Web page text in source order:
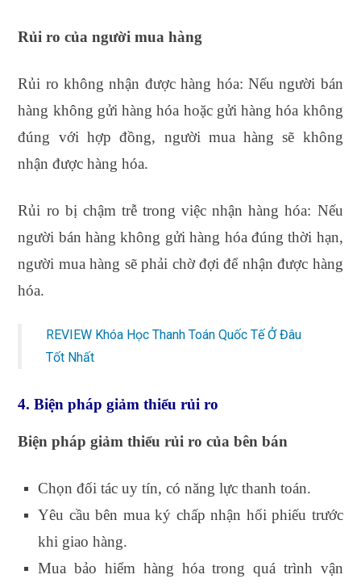
Rủi ro của người mua hàng
Rủi ro không nhận được hàng hóa: Nếu người bán
hàng không gửi hàng hóa hoặc gửi hàng hóa không
đúng với hợp đồng, người mua hàng sẽ không
nhận được hàng hóa.
Rủi ro bị chậm trễ trong việc nhận hàng hóa: Nếu
người bán hàng không gửi hàng hóa đúng thời hạn,
người mua hàng sẽ phải chờ đợi để nhận được hàng
hóa.
REVIEW Khóa Học Thanh Toán Quốc Tế Ở Đâu
Tốt Nhất
4. Biện pháp giảm thiểu rủi ro
Biện pháp giảm thiểu rủi ro của bên bán
Chọn đối tác uy tín, có năng lực thanh toán.
Yêu cầu bên mua ký chấp nhận hối phiếu trước
khi giao hàng.
Mua bảo hiểm hàng hóa trong quá trình vận